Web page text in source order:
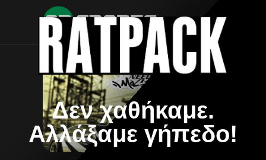
Δεν χαθήκαμε.
Αλλάξαμε γήπεδο!